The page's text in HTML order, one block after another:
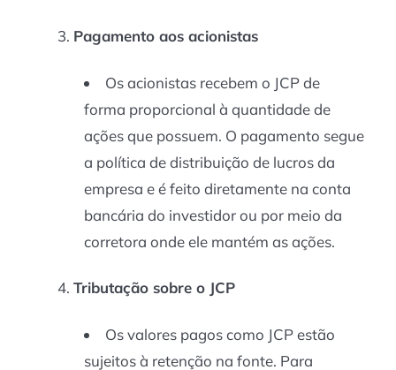
Pagamento aos acionistas
Os acionistas recebem o JCP de
forma proporcional à quantidade de
ações que possuem. O pagamento segue
a política de distribuição de lucros da
empresa e é feito diretamente na conta
bancária do investidor ou por meio da
corretora onde ele mantém as ações.
Tributação sobre o JCP
Os valores pagos como JCP estão
sujeitos à retenção na fonte. Para